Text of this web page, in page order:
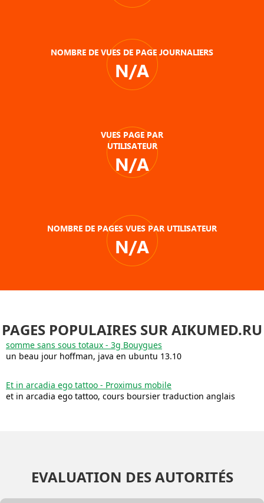
NOMBRE DE VUES DE PAGE JOURNALIERS
N/A
VUES PAGE PAR
UTILISATEUR
N/A
NOMBRE DE PAGES VUES PAR UTILISATEUR
N/A
PAGES POPULAIRES SUR AIKUMED.RU
somme sans sous totaux - 3g Bouygues
un beau jour hoffman, java en ubuntu 13.10
Et in arcadia ego tattoo - Proximus mobile
et in arcadia ego tattoo, cours boursier traduction anglais
EVALUATION DES AUTORITÉS